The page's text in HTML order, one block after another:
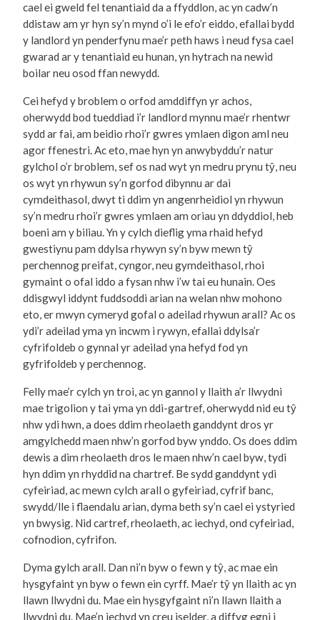
cael ei gweld fel tenantiaid da a ffyddlon, ac yn cadw’n
ddistaw am yr hyn sy’n mynd o’i le efo’r eiddo, efallai bydd
y landlord yn penderfynu mae’r peth haws i neud fysa cael
gwarad ar y tenantiaid eu hunan, yn hytrach na newid
boilar neu osod ffan newydd.
Cei hefyd y broblem o orfod amddiffyn yr achos,
oherwydd bod tueddiad i’r landlord mynnu mae’r rhentwr
sydd ar fai, am beidio rhoi’r gwres ymlaen digon aml neu
agor ffenestri. Ac eto, mae hyn yn anwybyddu’r natur
gylchol o’r broblem, sef os nad wyt yn medru prynu tŷ, neu
os wyt yn rhywun sy’n gorfod dibynnu ar dai
cymdeithasol, dwyt ti ddim yn angenrheidiol yn rhywun
sy’n medru rhoi’r gwres ymlaen am oriau yn ddyddiol, heb
boeni am y biliau. Yn y cylch dieflig yma rhaid hefyd
gwestiynu pam ddylsa rhywyn sy’n byw mewn tŷ
perchennog preifat, cyngor, neu gymdeithasol, rhoi
gymaint o ofal iddo a fysan nhw i’w tai eu hunain. Oes
ddisgwyl iddynt fuddsoddi arian na welan nhw mohono
eto, er mwyn cymeryd gofal o adeilad rhywun arall? Ac os
ydi’r adeilad yma yn incwm i rywyn, efallai ddylsa’r
cyfrifoldeb o gynnal yr adeilad yna hefyd fod yn
gyfrifoldeb y perchennog.
Felly mae’r cylch yn troi, ac yn gannol y llaith a’r llwydni
mae trigolion y tai yma yn ddi-gartref, oherwydd nid eu tŷ
nhw ydi hwn, a does ddim rheolaeth ganddynt dros yr
amgylchedd maen nhw’n gorfod byw ynddo. Os does ddim
dewis a dim rheolaeth dros le maen nhw’n cael byw, tydi
hyn ddim yn rhyddid na chartref. Be sydd ganddynt ydi
cyfeiriad, ac mewn cylch arall o gyfeiriad, cyfrif banc,
swydd/lle i flaendalu arian, dyma beth sy’n cael ei ystyried
yn bwysig. Nid cartref, rheolaeth, ac iechyd, ond cyfeiriad,
cofnodion, cyfrifon.
Dyma gylch arall. Dan ni’n byw o fewn y tŷ, ac mae ein
hysgyfaint yn byw o fewn ein cyrff. Mae’r tŷ yn llaith ac yn
llawn llwydni du. Mae ein hysgyfgaint ni’n llawn llaith a
llwydni du. Mae’n iechyd yn creu iselder, a diffyg egni i